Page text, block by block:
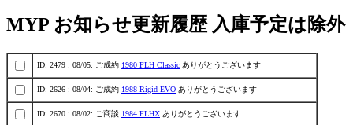
MYP お知らせ更新履歴 入庫予定は除外
ID: 2479 : 08/05: ご成約 1980 FLH Classic ありがとうございます
ID: 2626 : 08/04: ご成約 1988 Rigid EVO ありがとうございます
ID: 2670 : 08/02: ご商談 1984 FLHX ありがとうございます